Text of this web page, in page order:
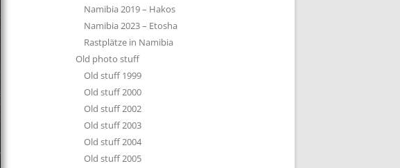
Namibia 2019 – Hakos
Namibia 2023 – Etosha
Rastplätze in Namibia
Old photo stuff
Old stuff 1999
Old stuff 2000
Old stuff 2002
Old stuff 2003
Old stuff 2004
Old stuff 2005